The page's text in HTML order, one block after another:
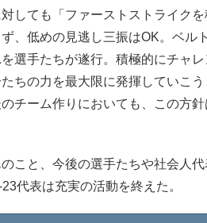
しても「ファーストストライクを
、低めの見逃し三振はOK。ベル
選手たちが遂行。積極的にチャ
ちの力を最大限に発揮していこ
チーム作りにおいても、この方
こと、今後の選手たちや社会人代
代表は充実の活動を終えた。